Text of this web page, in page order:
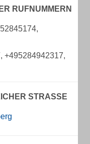
RUFNUMMERN
+495284942317,
STRASSE